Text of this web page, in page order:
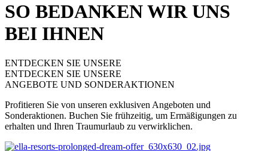
SO BEDANKEN WIR UNS
BEI IHNEN
ENTDECKEN SIE UNSERE
ENTDECKEN SIE UNSERE
ANGEBOTE UND SONDERAKTIONEN
Profitieren Sie von unseren exklusiven Angeboten und
Sonderaktionen. Buchen Sie frühzeitig, um Ermäßigungen zu
erhalten und Ihren Traumurlaub zu verwirklichen.